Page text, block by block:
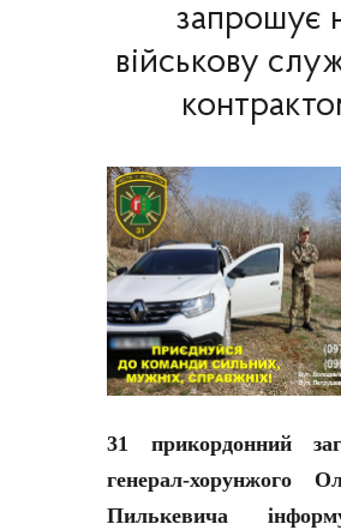
запрошує
військову
31 прикордонний
генерал-хорунжого
Пилькевича